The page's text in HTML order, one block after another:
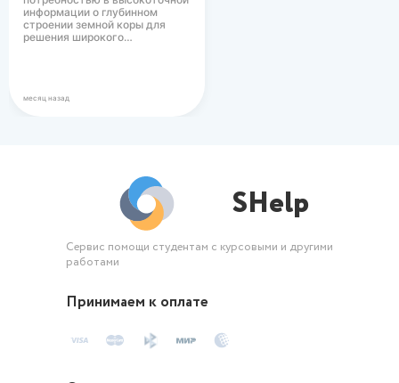
информации о глубинном
строении земной коры для
решения широкого…
месяц назад
SHelp
Сервис помощи студентам с курсовыми и другими
работами
Принимаем к оплате